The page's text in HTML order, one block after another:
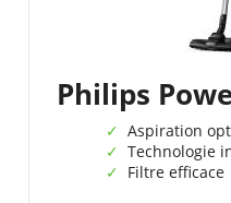
Philips
Aspiration
Technologie
Filtre efficace